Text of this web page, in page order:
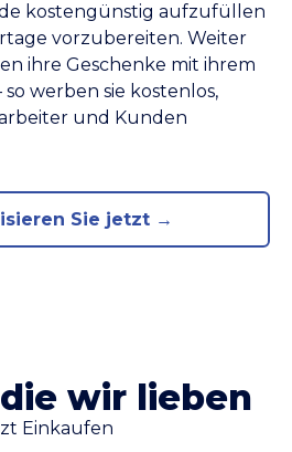
kostengünstig aufzufüllen
vorzubereiten. Weiter
ihre Geschenke mit ihrem
werben sie kostenlos,
und Kunden
Sie jetzt →
wir lieben
Einkaufen